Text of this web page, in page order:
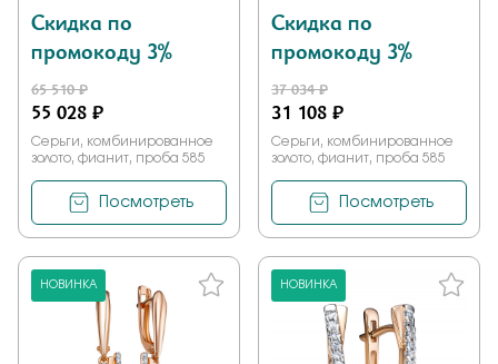
Скидка по
промокоду 3%
65 510 ₽
55 028 ₽
Серьги, комбинированное
золото, фианит, проба 585
Посмотреть
Скидка по
промокоду 3%
37 034 ₽
31 108 ₽
Серьги, комбинированное
золото, фианит, проба 585
Посмотреть
НОВИНКА НОВИНКА